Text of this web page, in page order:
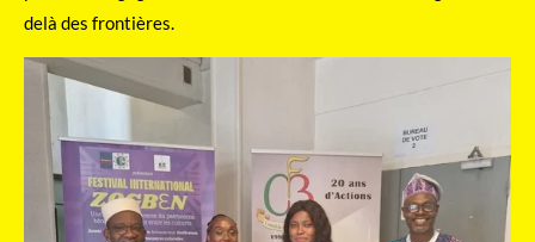
delà des frontières.